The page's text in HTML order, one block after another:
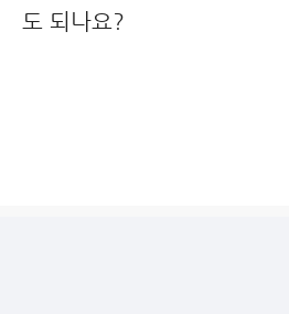
도 되나요?